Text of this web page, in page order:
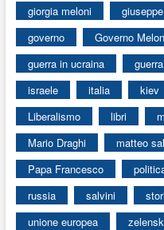
giorgia meloni
governo
Governo
guerra in ucraina
israele
italia kiev
Liberalismo
libri
Mario Draghi
matteo
Papa Francesco
russia
salvini
unione europea